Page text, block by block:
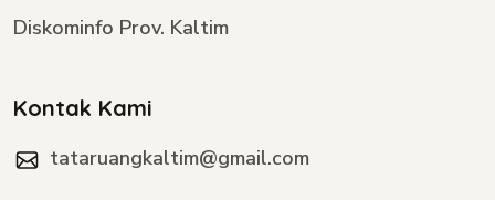
Diskominfo Prov. Kaltim
Kontak Kami
tataruangkaltim@gmail.com